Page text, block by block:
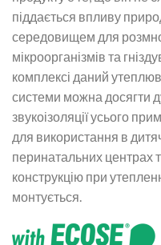
піддається впливу
середовищем для
мікроорганізмів та
комплексі даний
системи можна досягти
звукоізоляції усього
для використання в
перинатальних центрах
конструкцію при
монтується.